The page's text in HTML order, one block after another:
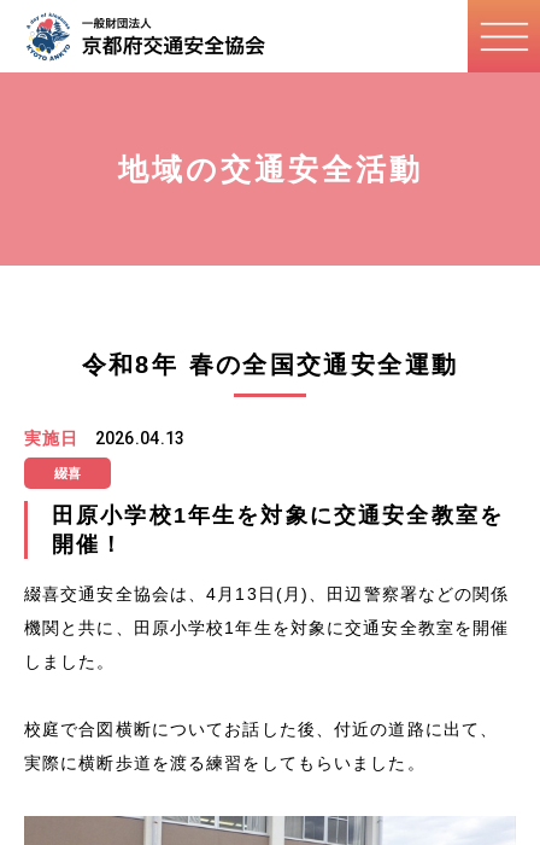
地域の交通安全活動
令和8年 春の全国交通安全運動
実施日 2026.04.13
綴喜
田原小学校1年生を対象に交通安全教室を
開催！
綴喜交通安全協会は、4月13日(月)、
田辺警察署などの関係
機関と共に、田原小学校1年生を対象に交通安全教室を開催
しました。
校庭で合図横断についてお話した後、付近の道路に出て、
実際に横断歩道を渡る練習をしてもらいました。